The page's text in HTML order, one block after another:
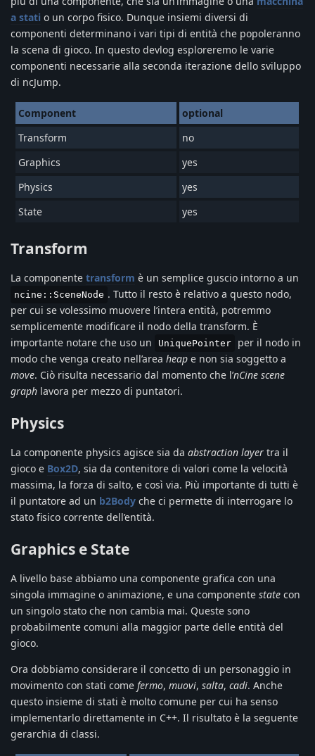
a stati o un corpo fisico. Dunque insiemi diversi di
componenti determinano i vari tipi di entità che popoleranno
la scena di gioco. In questo devlog esploreremo le varie
componenti necessarie alla seconda iterazione dello sviluppo
di ncJump.
Component
optional
Transform
no
Graphics
yes
Physics
yes
State
yes
Transform
La componente transform è un semplice guscio intorno a un
ncine::SceneNode . Tutto il resto è relativo a questo nodo,
per cui se volessimo muovere l’intera entità, potremmo
semplicemente modificare il nodo della transform. È
importante notare che uso un
UniquePointer
per il nodo in
modo che venga creato nell’area heap e non sia soggetto a
move. Ciò risulta necessario dal momento che l’nCine scene
graph lavora per mezzo di puntatori.
Physics
La componente physics agisce sia da abstraction layer tra il
gioco e Box2D, sia da contenitore di valori come la velocità
massima, la forza di salto, e così via. Più importante di tutti è
il puntatore ad un b2Body che ci permette di interrogare lo
stato fisico corrente dell’entità.
Graphics e State
A livello base abbiamo una componente grafica con una
singola immagine o animazione, e una componente state con
un singolo stato che non cambia mai. Queste sono
probabilmente comuni alla maggior parte delle entità del
gioco.
Ora dobbiamo considerare il concetto di un personaggio in
movimento con stati come fermo, muovi, salta, cadi. Anche
questo insieme di stati è molto comune per cui ha senso
implementarlo direttamente in C++. Il risultato è la seguente
gerarchia di classi.